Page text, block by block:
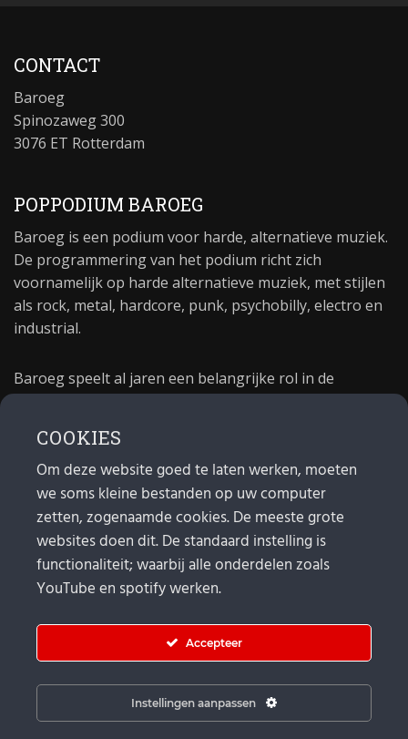
CONTACT
Baroeg
Spinozaweg 300
3076 ET Rotterdam
POPPODIUM BAROEG
Baroeg is een podium voor harde, alternatieve muziek.
De programmering van het podium richt zich
voornamelijk op harde alternatieve muziek, met stijlen
als rock, metal, hardcore, punk, psychobilly, electro en
industrial.
Baroeg speelt al jaren een belangrijke rol in de
poppodium 40 jaar.
MAIL
Algemeen: info@baroeg.nl
Bands & boeking: leon@baroeg.nl
Promotie & publiciteit: francis@baroeg.nl
COOKIES
Om deze website goed te laten werken, moeten
we soms kleine bestanden op uw computer
zetten, zogenaamde cookies. De meeste grote
websites doen dit. De standaard instelling is
functionaliteit; waarbij alle onderdelen zoals
YouTube en spotify werken.
Accepteer
Instellingen aanpassen